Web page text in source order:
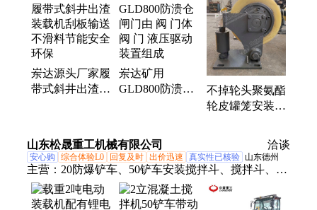
带、破拱器、小排车、注浆泵、控制箱、清淤泵、机
甲带、防爆门、指示器、排污泵、主控箱、显示屏、
平板车、头戴灯、转载机
岽达源头厂家履
带式斜井出渣装
保
岽达矿用
GLD800防溃仓
装置组成
不掉轮头聚氨酯
轮皮罐笼安装四
轮罐耳 导向轮
山东松晟重工机械有限公司 洽谈
安心购 综合体验L0 回复及时 出价迅速 真实性已核验 山东德州
主营： 20防爆铲车、50铲车安装搅拌斗、搅拌斗、30
矿用装载机、煤矿用卧式装载机、新能源电动装载
机、矿用井下装载机、装载机搅拌斗、30装载机改装